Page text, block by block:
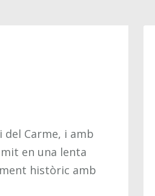
del Carme, i amb
en una lenta
històric amb